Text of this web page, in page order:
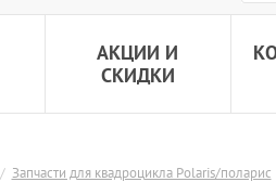
АКЦИИ И
СКИДКИ
/ Запчасти для квадроцикла Polaris/поларис